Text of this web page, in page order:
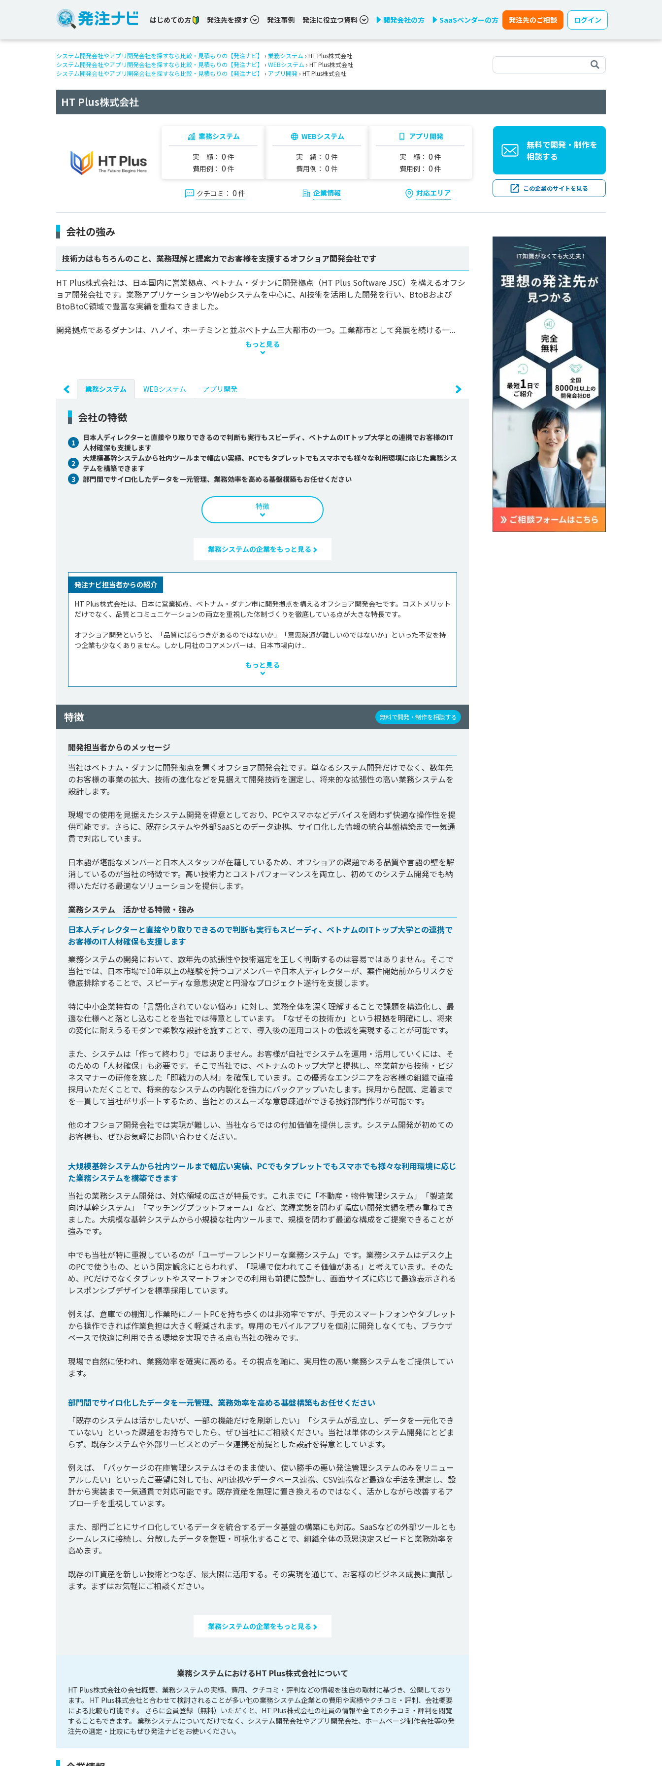
はじめての方 発注先を探す 発注事例 発注に役立つ資料 開発会社の方 SaaSベンダーの方 発注先のご相談 ログイン
システム開発会社やアプリ開発会社を探すなら比較・見積もりの【発注ナビ】 › 業務システム › HT Plus株式会社
システム開発会社やアプリ開発会社を探すなら比較・見積もりの【発注ナビ】
› WEBシステム › HT Plus株式会社
システム開発会社やアプリ開発会社を探すなら比較・見積もりの【発注ナビ】
› アプリ開発 › HT Plus株式会社
HT Plus株式会社
業務システム
実 績： 0 件
費用例： 0 件
WEBシステム
実 績： 0 件
費用例： 0 件
アプリ開発
実 績： 0 件
費用例： 0 件
クチコミ： 0 件 企業情報 対応エリア
無料で開発・制作を
相談する
この企業のサイトを見る
会社の強み
技術力はもちろんのこと、業務理解と提案力でお客様を支援するオフショア開発会社です
HT Plus株式会社は、日本国内に営業拠点、ベトナム・ダナンに開発拠点（HT Plus Software JSC）を構えるオフシ
ョア開発会社です。業務アプリケーションやWebシステムを中心に、AI技術を活用した開発を行い、BtoBおよび
BtoBtoC領域で豊富な実績を重ねてきました。
開発拠点であるダナンは、ハノイ、ホーチミンと並ぶベトナム三大都市の一つ。工業都市として発展を続ける一...
もっと見る
業務システム WEBシステム アプリ開発
会社の特徴
1
日本人ディレクターと直接やり取りできるので判断も実行もスピーディ、ベトナムのITトップ大学との連携でお客様のIT
人材確保も支援します
2
大規模基幹システムから社内ツールまで幅広い実績、PCでもタブレットでもスマホでも様々な利用環境に応じた業務シス
テムを構築できます
3
部門間でサイロ化したデータを一元管理、業務効率を高める基盤構築もお任せください
特徴
業務システムの企業をもっと見る
発注ナビ担当者からの紹介
HT Plus株式会社は、日本に営業拠点、ベトナム・ダナン市に開発拠点を構えるオフショア開発会社です。コストメリット
だけでなく、品質とコミュニケーションの両立を重視した体制づくりを徹底している点が大きな特長です。
オフショア開発というと、「品質にばらつきがあるのではないか」「意思疎通が難しいのではないか」といった不安を持
つ企業も少なくありません。しかし同社のコアメンバーは、日本市場向け...
もっと見る
特徴 無料で開発・制作を相談する
開発担当者からのメッセージ
当社はベトナム・ダナンに開発拠点を置くオフショア開発会社です。単なるシステム開発だけでなく、数年先
のお客様の事業の拡大、技術の進化などを見据えて開発技術を選定し、将来的な拡張性の高い業務システムを
設計します。
現場での使用を見据えたシステム開発を得意としており、PCやスマホなどデバイスを問わず快適な操作性を提
供可能です。さらに、既存システムや外部SaaSとのデータ連携、サイロ化した情報の統合基盤構築まで一気通
貫で対応しています。
日本語が堪能なメンバーと日本人スタッフが在籍しているため、オフショアの課題である品質や言語の壁を解
消しているのが当社の特徴です。高い技術力とコストパフォーマンスを両立し、初めてのシステム開発でも納
業務システム 活かせる特徴・強み
日本人ディレクターと直接やり取りできるので判断も実行もスピーディ、ベトナムのITトップ大学との連携で
お客様のIT人材確保も支援します
業務システムの開発において、数年先の拡張性や技術選定を正しく判断するのは容易ではありません。そこで
当社では、日本市場で10年以上の経験を持つコアメンバーや日本人ディレクターが、案件開始前からリスクを
徹底排除することで、スピーディな意思決定と円滑なプロジェクト遂行を支援します。
特に中小企業特有の「言語化されていない悩み」に対し、業務全体を深く理解することで課題を構造化し、最
適な仕様へと落とし込むことを当社では得意としています。「なぜその技術か」という根拠を明確にし、将来
の変化に耐えうるモダンで柔軟な設計を施すことで、導入後の運用コストの低減を実現することが可能です。
また、システムは「作って終わり」ではありません。お客様が自社でシステムを運用・活用していくには、そ
のための「人材確保」も必要です。そこで当社では、ベトナムのトップ大学と提携し、卒業前から技術・ビジ
ネスマナーの研修を施した「即戦力の人材」を確保しています。この優秀なエンジニアをお客様の組織で直接
採用いただくことで、将来的なシステムの内製化を強力にバックアップいたします。採用から配属、定着まで
を一貫して当社がサポートするため、当社とのスムーズな意思疎通ができる技術部門作りが可能です。
他のオフショア開発会社では実現が難しい、当社ならではの付加価値を提供します。システム開発が初めての
大規模基幹システムから社内ツールまで幅広い実績、PCでもタブレットでもスマホでも様々な利用環境に応じ
た業務システムを構築できます
当社の業務システム開発は、対応領域の広さが特長です。これまでに「不動産・物件管理システム」「製造業
向け基幹システム」「マッチングプラットフォーム」など、業種業態を問わず幅広い開発実績を積み重ねてき
ました。大規模な基幹システムから小規模な社内ツールまで、規模を問わず最適な構成をご提案できることが
強みです。
中でも当社が特に重視しているのが「ユーザーフレンドリーな業務システム」です。業務システムはデスク上
のPCで使うもの、という固定観念にとらわれず、「現場で使われてこそ価値がある」と考えています。そのた
め、PCだけでなくタブレットやスマートフォンでの利用も前提に設計し、画面サイズに応じて最適表示される
レスポンシブデザインを標準採用しています。
例えば、倉庫での棚卸し作業時にノートPCを持ち歩くのは非効率ですが、手元のスマートフォンやタブレット
から操作できれば作業負担は大きく軽減されます。専用のモバイルアプリを個別に開発しなくても、ブラウザ
ベースで快適に利用できる環境を実現できる点も当社の強みです。
現場で自然に使われ、業務効率を確実に高める。その視点を軸に、実用性の高い業務システムをご提供してい
部門間でサイロ化したデータを一元管理、業務効率を高める基盤構築もお任せください
「既存のシステムは活かしたいが、一部の機能だけを刷新したい」「システムが乱立し、データを一元化でき
ていない」といった課題をお持ちでしたら、ぜひ当社にご相談ください。当社は単体のシステム開発にとどま
らず、既存システムや外部サービスとのデータ連携を前提とした設計を得意としています。
例えば、「パッケージの在庫管理システムはそのまま使い、使い勝手の悪い発注管理システムのみをリニュー
アルしたい」といったご要望に対しても、API連携やデータベース連携、CSV連携など最適な手法を選定し、設
計から実装まで一気通貫で対応可能です。既存資産を無理に置き換えるのではなく、活かしながら改善するア
プローチを重視しています。
また、部門ごとにサイロ化しているデータを統合するデータ基盤の構築にも対応。SaaSなどの外部ツールとも
シームレスに接続し、分散したデータを整理・可視化することで、組織全体の意思決定スピードと業務効率を
高めます。
既存のIT資産を新しい技術とつなぎ、最大限に活用する。その実現を通じて、お客様のビジネス成長に貢献し
業務システムの企業をもっと見る
業務システムにおけるHT Plus株式会社について
HT Plus株式会社の会社概要、業務システムの実績、費用、クチコミ・評判などの情報を独自の取材に基づき、公開しており
ます。 HT Plus株式会社と合わせて検討されることが多い他の業務システム企業との費用や実績やクチコミ・評判、会社概要
による比較も可能です。 さらに会員登録（無料）いただくと、HT Plus株式会社の社員の情報や全てのクチコミ・評判を閲覧
することもできます。 業務システムについてだけでなく、システム開発会社やアプリ開発会社、ホームページ制作会社等の発
注先の選定・比較にもぜひ発注ナビをお使いください。